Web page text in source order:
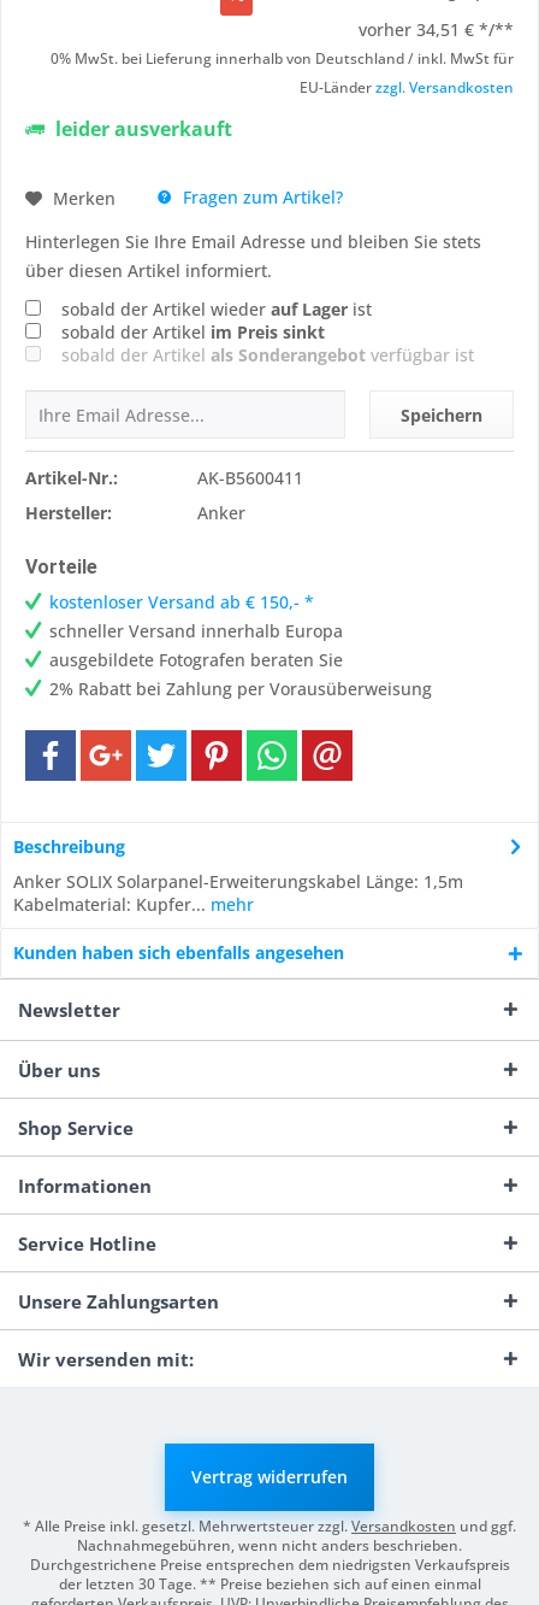
vorher 34,51 € */**
0% MwSt. bei Lieferung innerhalb von Deutschland / inkl. MwSt für
EU-Länderzzgl. Versandkosten
leider ausverkauft
Merken
Fragen zum Artikel?
Hinterlegen Sie Ihre Email Adresse und bleiben Sie stets
über diesen Artikel informiert.
sobald der Artikel wieder auf Lager ist
sobald der Artikel im Preis sinkt
sobald der Artikel als Sonderangebot verfügbar ist
Speichern
Artikel-Nr.:
AK-B5600411
Hersteller:
Anker
Vorteile
kostenloser Versand ab € 150,- *
schneller Versand innerhalb Europa
ausgebildete Fotografen beraten Sie
2% Rabatt bei Zahlung per Vorausüberweisung
Beschreibung
Anker SOLIX Solarpanel-Erweiterungskabel Länge: 1,5m
Kabelmaterial: Kupfer... mehr
Kunden haben sich ebenfalls angesehen
Newsletter
Über uns
Shop Service
Informationen
Service Hotline
Unsere Zahlungsarten
Wir versenden mit:
Vertrag widerrufen
* Alle Preise inkl. gesetzl. Mehrwertsteuer zzgl.Versandkosten und ggf.
Nachnahmegebühren, wenn nicht anders beschrieben.
Durchgestrichene Preise entsprechen dem niedrigsten Verkaufspreis
der letzten 30 Tage. ** Preise beziehen sich auf einen einmal